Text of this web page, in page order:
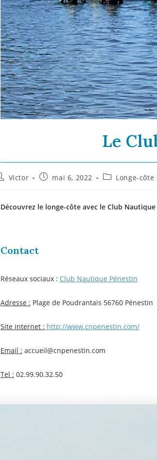
Le
Victor mai 6, 2022 Longe-
Découvrez le longe-côte avec le Club
Contact
Réseaux sociaux : Club Nautique Pénestin
Adresse : Plage de Poudrantais 56760 Pénestin
Site internet : http://www.cnpenestin.com/
Email : accueil@cnpenestin.com
Tel : 02.99.90.32.50